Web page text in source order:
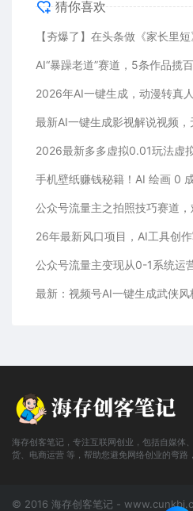
猜你喜欢
海存创客笔记，专注互联网创业，包括自媒体
货、电商运营 等，帮助您避免网络创业的弯路
© 2016 海存创客笔记 -